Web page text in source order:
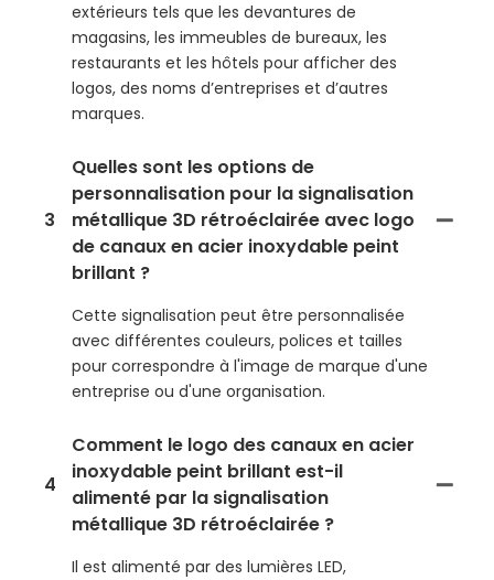
extérieurs tels que les devantures de
magasins, les immeubles de bureaux, les
restaurants et les hôtels pour afficher des
logos, des noms d’entreprises et d’autres
marques.
3
Quelles sont les options de
personnalisation pour la signalisation
métallique 3D rétroéclairée avec logo
de canaux en acier inoxydable peint
brillant ?
Cette signalisation peut être personnalisée
avec différentes couleurs, polices et tailles
pour correspondre à l'image de marque d'une
entreprise ou d'une organisation.
4
Comment le logo des canaux en acier
inoxydable peint brillant est-il
alimenté par la signalisation
métallique 3D rétroéclairée ?
Il est alimenté par des lumières LED,